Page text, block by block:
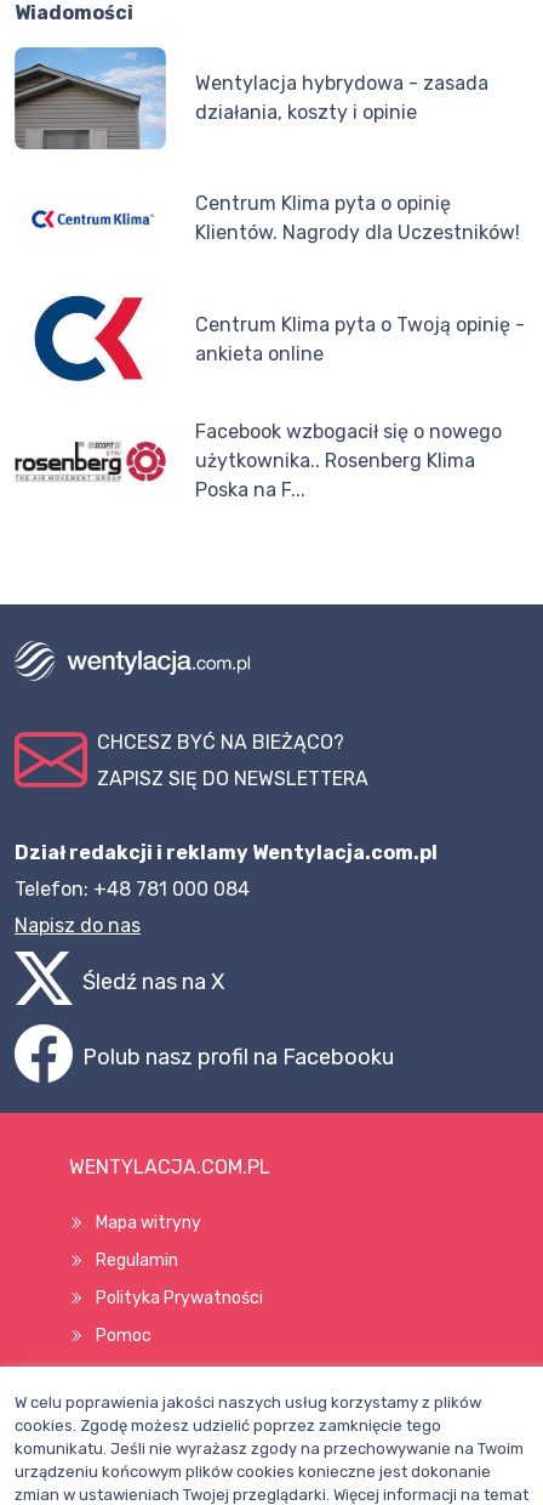
Wiadomości
Wentylacja hybrydowa - zasada
działania, koszty i opinie
Centrum Klima pyta o opinię
Klientów. Nagrody dla Uczestników!
Centrum Klima pyta o Twoją opinię -
ankieta online
Facebook wzbogacił się o nowego
użytkownika.. Rosenberg Klima
Poska na F...
CHCESZ BYĆ NA BIEŻĄCO?
ZAPISZ SIĘ DO NEWSLETTERA
Dział redakcji i reklamy Wentylacja.com.pl
Telefon: +48 781 000 084
Napisz do nas
Śledź nas na X
Polub nasz profil na Facebooku
WENTYLACJA.COM.PL
Mapa witryny
Regulamin
Polityka Prywatności
Pomoc
Wszelkie prawa zastrzeżone © 1998–2026
W celu poprawienia jakości naszych usług korzystamy z plików
cookies. Zgodę możesz udzielić poprzez zamknięcie tego
komunikatu. Jeśli nie wyrażasz zgody na przechowywanie na Twoim
urządzeniu końcowym plików cookies konieczne jest dokonanie
zmian w ustawieniach Twojej przeglądarki. Więcej informacji na temat